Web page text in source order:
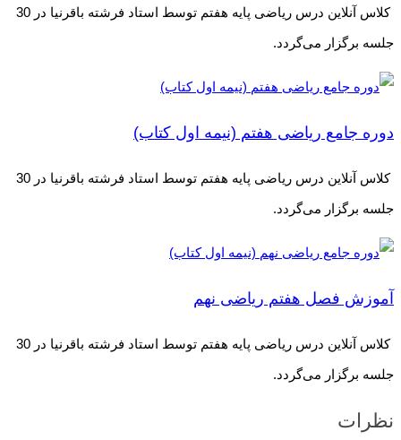
کلاس آنلاین درس ریاضی پایه هفتم توسط استاد فرشته باقرنیا در 30
جلسه برگزار می‌گردد.
دوره جامع ریاضی هفتم (نیمه اول کتاب)
کلاس آنلاین درس ریاضی پایه هفتم توسط استاد فرشته باقرنیا در 30
جلسه برگزار می‌گردد.
آموزش فصل هفتم ریاضی نهم
کلاس آنلاین درس ریاضی پایه هفتم توسط استاد فرشته باقرنیا در 30
جلسه برگزار می‌گردد.
نظرات